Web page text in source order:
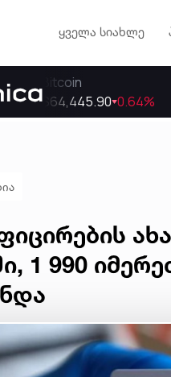
ყველა სიახლე
1 990